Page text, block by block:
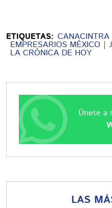
ETIQUETAS: CANACINTRA
EMPRESARIOS MÉXICO
LA CRÓNICA DE HOY
Únete a
LAS